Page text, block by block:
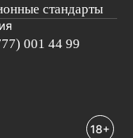
стандарты
001 44 99